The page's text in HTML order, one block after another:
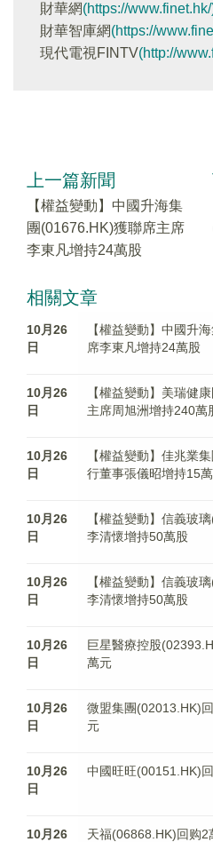
財華網(https://
財華智庫網(https://
現代電視FINTV(http://
上一篇新聞
【權益變動】中國升海集
團(01676.HK)獲聯席主席
李東凡增持24萬股
相關文章
10月26
日
【權益變動】中國升
席李東凡增持24萬股
10月26
日
【權益變動】美瑞健
主席周旭洲增持240萬
10月26
日
【權益變動】佳兆業
行董事張儀昭增持15
10月26
日
【權益變動】信義玻
李清懷增持50萬股
10月26
日
【權益變動】信義玻
李清懷增持50萬股
10月26
日
巨星醫療控股
萬元
10月26
日
微盟集團(02013.HK)
元
10月26
日
中國旺旺(00151.HK)
10月26
天福(06868.HK)回购